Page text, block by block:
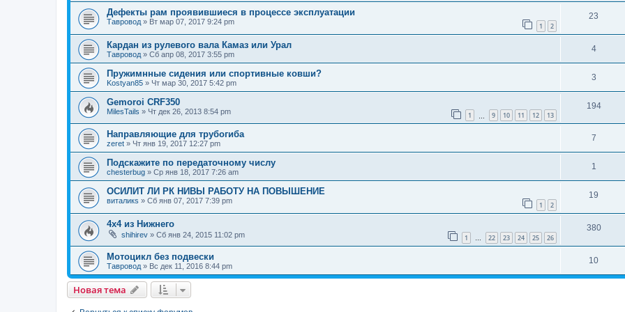
Дефекты рам проявившиеся в процессе эксплуатации
Тавровод » Вт мар 07, 2017 9:24 pm 1 2
23
Кардан из рулевого вала Камаз или Урал
Тавровод » Сб апр 08, 2017 3:55 pm
4
Пружимнные сидения или спортивные ковши?
Kostyan85 » Чт мар 30, 2017 5:42 pm
3
Gemoroi CRF350
MilesTails » Чт дек 26, 2013 8:54 pm 1 9 10 11 12 13
194
Направляющие для трубогиба
zeret » Чт янв 19, 2017 12:27 pm
7
Подскажите по передаточному числу
chesterbug » Ср янв 18, 2017 7:26 am
1
ОСИЛИТ ЛИ РК НИВЫ РАБОТУ НА ПОВЫШЕНИЕ
виталикs » Сб янв 07, 2017 7:39 pm 1 2
19
4х4 из Нижнего
shihirev » Сб янв 24, 2015 11:02 pm 1 … 22 23 24 25 26
380
Мотоцикл без подвески
Тавровод » Вс дек 11, 2016 8:44 pm
10
Новая тема